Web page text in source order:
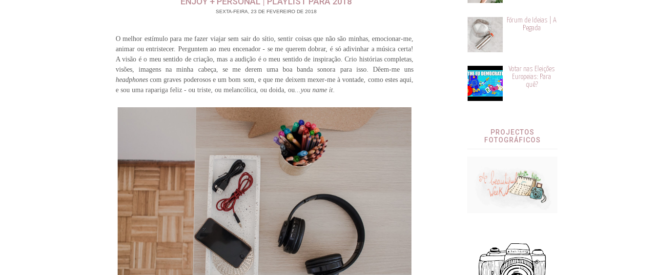
Fórum de Ideias | A
Pegada
Votar nas Eleições
Europeias: Para
quê?
PROJECTOS
FOTOGRÁFICOS
SEXTA-FEIRA, 23 DE FEVEREIRO DE 2018
O melhor estímulo para me fazer viajar sem sair do sítio, sentir coisas que não são minhas, emocionar-me,
animar ou entristecer. Perguntem ao meu encenador - se me querem dobrar, é só adivinhar a música certa!
A visão é o meu sentido de criação, mas a audição é o meu sentido de inspiração. Crio histórias completas,
visões, imagens na minha cabeça, se me derem uma boa banda sonora para isso. Dêem-me uns
headphones com graves poderosos e um bom som, e que me deixem mexer-me à vontade, como estes aqui
e sou uma rapariga feliz - ou triste, ou melancólica, ou doida, ou... you name it